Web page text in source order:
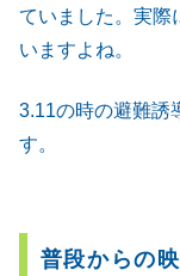
ていました。実際
いますよね。
3.11の時の避難誘
す。
普段からの